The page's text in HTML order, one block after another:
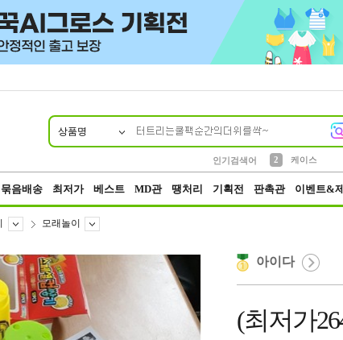
상품명
인기검색어
2
케이스
묶음배송 최저가 베스트 MD관 땡처리 기획전 판촉관 이벤트&
모래놀이
아이다
(최저가